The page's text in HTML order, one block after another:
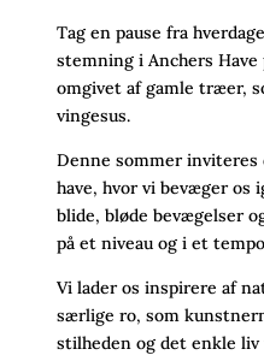
Tag en pause fra
stemning i Anchers Have
omgivet af gamle træer,
vingesus.
Denne sommer inviteres
have, hvor vi bevæger os
blide, bløde bevægelser
på et niveau og i et
Vi lader os inspirere af
særlige ro, som
stilheden og det enkle